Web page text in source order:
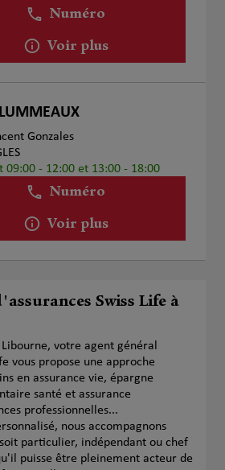
Numéro
Voir plus
Gonzales
09:00 - 12:00 et 13:00 - 18:00
Numéro
Voir plus
Swiss Life à
Libourne, votre agent général
vous propose une approche
en assurance vie, épargne
santé et assurance
professionnelles...
nous accompagnons
particulier, indépendant ou chef
puisse être pleinement acteur de